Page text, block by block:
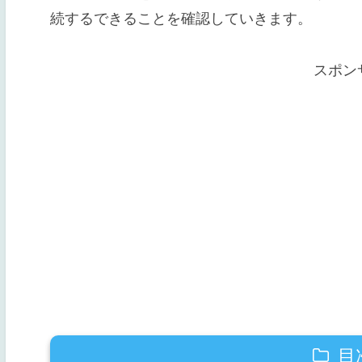
続するできることを確認していきます。
スポン
目